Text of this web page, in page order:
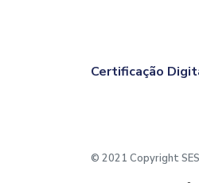
Certificação
© 2021 Copyright